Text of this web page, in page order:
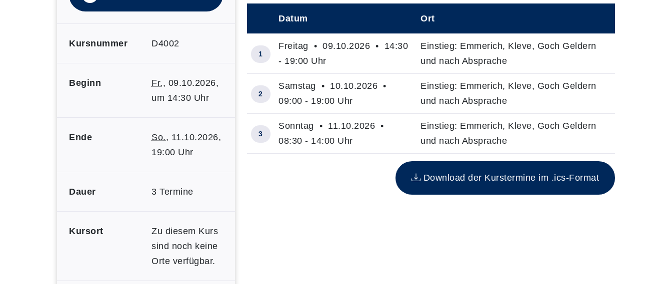
Kursnummer D4002
Beginn Fr., 09.10.2026,
um 14:30 Uhr
Ende So., 11.10.2026,
19:00 Uhr
Dauer 3 Termine
Kursort
Zu diesem Kurs
sind noch keine
Orte verfügbar.
Insgesamt gibt es 3 Termine zum diesen Kurs
Datum Ort
1
Freitag • 09.10.2026 • 14:30
- 19:00 Uhr
Einstieg: Emmerich, Kleve, Goch Geldern
und nach Absprache
2
Samstag • 10.10.2026 •
09:00 - 19:00 Uhr
Einstieg: Emmerich, Kleve, Goch Geldern
und nach Absprache
3
Sonntag • 11.10.2026 •
08:30 - 14:00 Uhr
Einstieg: Emmerich, Kleve, Goch Geldern
und nach Absprache
Download der Kurstermine im .ics-Format